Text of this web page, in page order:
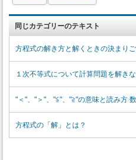
同じカテゴリーのテキスト
方程式の解き方と解くときの決まり
１次不等式について計算問題を解き
"＜"、"＞"、"≦"、"≧"の意味と読み方
方程式の「解」とは？